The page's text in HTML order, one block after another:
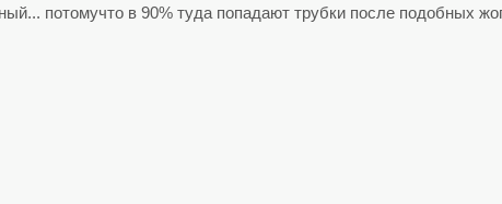
потомучто в 90% туда попадают трубки после подобных